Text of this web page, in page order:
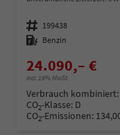
Fahrzeugnummer 199438
Kraftstoff Benzin
24.090,– €
incl. 19% MwSt.
Verbrauch kombiniert:
CO2-Klasse: D
CO2-Emissionen: